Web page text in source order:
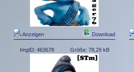
Anzeigen Download
ImgID: 463678 Größe: 78,29 kB